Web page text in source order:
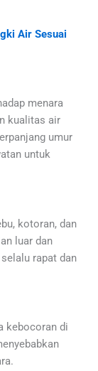
Air Sesuai
menara
kualitas air
umur
untuk
kotoran, dan
luar dan
rapat dan
kebocoran di